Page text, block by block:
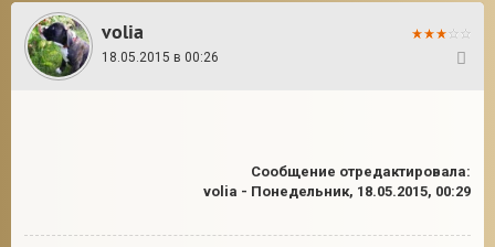
volia
18.05.2015 в 00:26
Сообщение отредактировала:
volia - Понедельник, 18.05.2015, 00:29